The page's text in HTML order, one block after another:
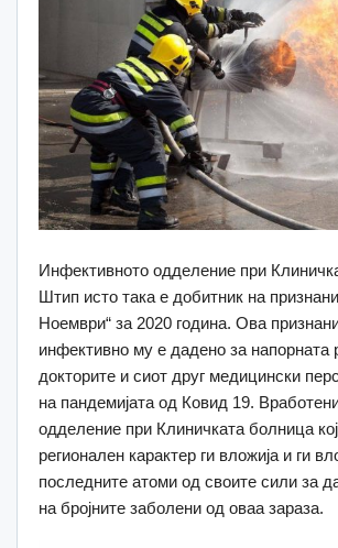
Инфективното одделение при
Штип исто така е добитник на
Ноември“ за 2020 година. Ова
инфективно му е дадено за напорната
докторите и сиот друг медицински
на пандемијата од Ковид 19.
одделение при Клиничката болница
регионален карактер ги вложија и ги
последните атоми од своите сили за
на бројните заболени од оваа зараза.